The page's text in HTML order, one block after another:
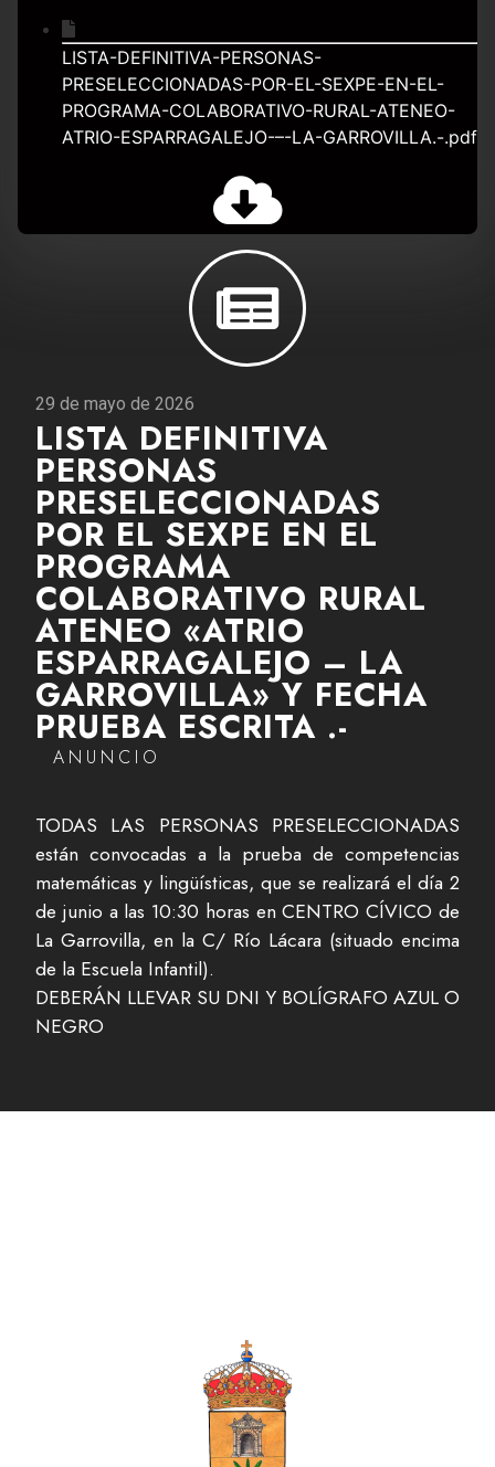
29 de mayo de 2026
LISTA DEFINITIVA
PERSONAS
PRESELECCIONADAS
POR EL SEXPE EN EL
PROGRAMA
COLABORATIVO RURAL
ATENEO «ATRIO
ESPARRAGALEJO – LA
GARROVILLA» Y FECHA
PRUEBA ESCRITA .-
ANUNCIO
TODAS LAS PERSONAS PRESELECCIONADAS
están convocadas a la prueba de competencias
matemáticas y lingüísticas, que se realizará el día 2
de junio a las 10:30 horas en CENTRO CÍVICO de
La Garrovilla, en la C/ Río Lácara (situado encima
de la Escuela Infantil).
DEBERÁN LLEVAR SU DNI Y BOLÍGRAFO AZUL O
NEGRO
LISTA-DEFINITIVA-PERSONAS-
PRESELECCIONADAS-POR-EL-SEXPE-EN-EL-
PROGRAMA-COLABORATIVO-RURAL-ATENEO-
ATRIO-ESPARRAGALEJO-–-LA-GARROVILLA.-.pdf